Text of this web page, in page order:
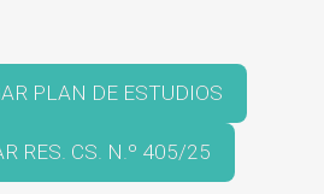
PLAN DE ESTUDIOS
RES. CS. N.º 405/25